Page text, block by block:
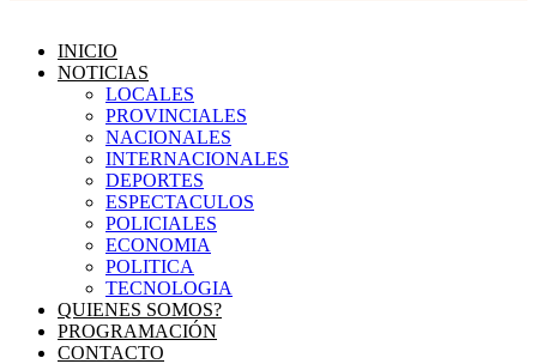
INICIO
NOTICIAS
LOCALES
PROVINCIALES
NACIONALES
INTERNACIONALES
DEPORTES
ESPECTACULOS
POLICIALES
ECONOMIA
POLITICA
TECNOLOGIA
QUIENES SOMOS?
PROGRAMACIÓN
CONTACTO